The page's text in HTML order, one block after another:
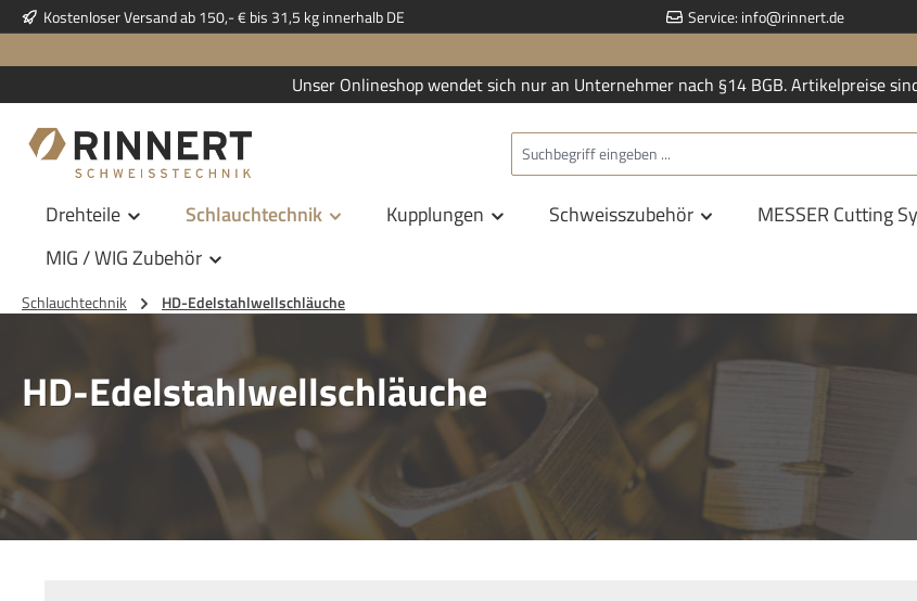
Hauptinhalt springen
Zur Suche springen
Zur Hauptnavigation springen
Kostenloser Versand ab 150,- € bis 31,5 kg innerhalb DE Service: info@rinnert.de
Unser Onlineshop wendet sich nur an Unternehmer nach §14 BGB. Artikelpreise
Drehteile Schlauchtechnik Kupplungen Schweisszubehör MESSER Cutting
MIG / WIG Zubehör
Schlauchtechnik HD-Edelstahlwellschläuche
HD-Edelstahlwellschläuche